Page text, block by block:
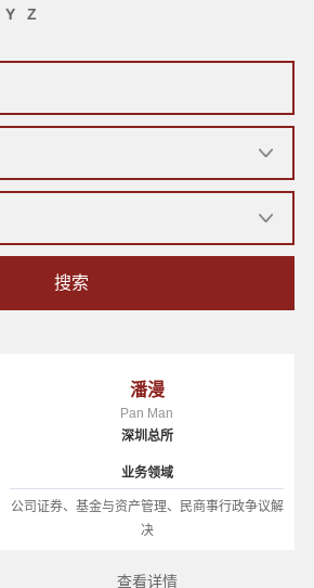
Y Z
搜索
潘漫
Pan Man
深圳总所
业务领域
公司证券、基金与资产管理、民商事行政争议解
决
查看详情